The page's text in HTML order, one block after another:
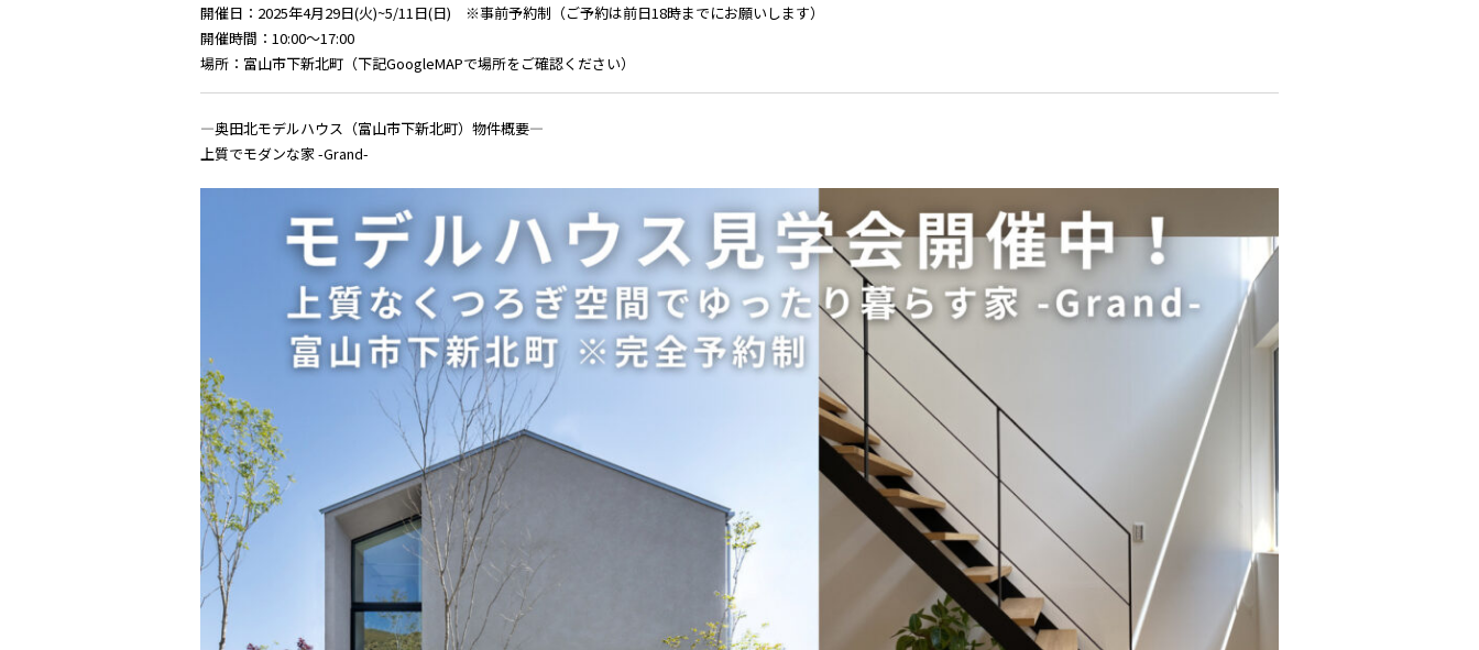
開催日：2025年4月29日(火)~5/11日(日) ※事前予約制（ご予約は前日18時までにお願いします）
開催時間：10:00～17:00
場所：富山市下新北町（下記GoogleMAPで場所をご確認ください）
―奥田北モデルハウス（富山市下新北町）物件概要―
上質でモダンな家 -Grand-